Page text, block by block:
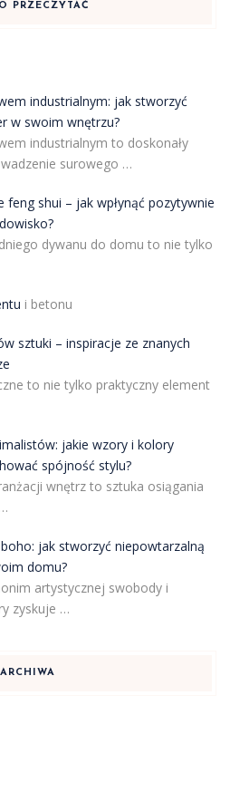
PRZECZYTAĆ
industrialnym: jak stworzyć
w swoim wnętrzu?
industrialnym to doskonały
surowego …
feng shui – jak wpłynąć pozytywnie
dywanu do domu to nie tylko
i betonu
sztuki – inspiracje ze znanych
to nie tylko praktyczny element
jakie wzory i kolory
spójność stylu?
wnętrz to sztuka osiągania
jak stworzyć niepowtarzalną
domu?
artystycznej swobody i
zyskuje …
ARCHIWA